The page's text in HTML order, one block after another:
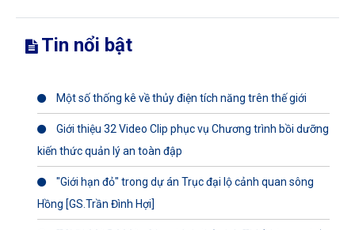
Tin nổi bật
Một số thống kê về thủy điện tích năng trên thế giới
Giới thiệu 32 Video Clip phục vụ Chương trình bồi dưỡng
kiến thức quản lý an toàn đập
"Giới hạn đỏ" trong dự án Trục đại lộ cảnh quan sông
Hồng [GS.Trần Đình Hợi]